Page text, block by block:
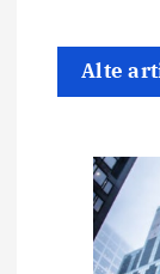
n
Alte